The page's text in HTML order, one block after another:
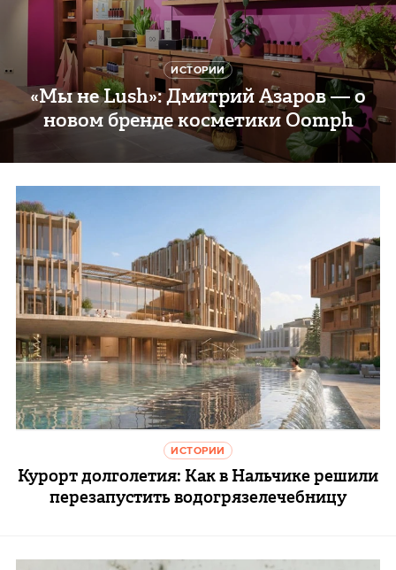
ИСТОРИИ
«Мы не Lush»: Дмитрий Азаров — о
новом бренде косметики Oomph
ИСТОРИИ
Курорт долголетия: Как в Нальчике решили
перезапустить водогрязелечебницу